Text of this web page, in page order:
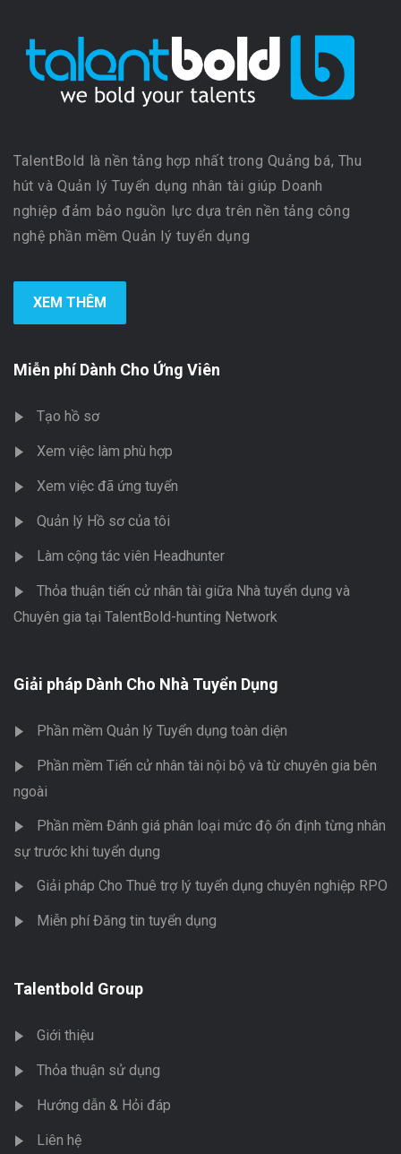
TalentBold là nền tảng hợp nhất trong Quảng bá, Thu
hút và Quản lý Tuyển dụng nhân tài giúp Doanh
nghiệp đảm bảo nguồn lực dựa trên nền tảng công
nghệ phần mềm Quản lý tuyển dụng
XEM THÊM
Miễn phí Dành Cho Ứng Viên
Tạo hồ sơ
Xem việc làm phù hợp
Xem việc đã ứng tuyển
Quản lý Hồ sơ của tôi
Làm cộng tác viên Headhunter
Thỏa thuận tiến cử nhân tài giữa Nhà tuyển dụng và
Chuyên gia tại TalentBold-hunting Network
Giải pháp Dành Cho Nhà Tuyển Dụng
Phần mềm Quản lý Tuyển dụng toàn diện
Phần mềm Tiến cử nhân tài nội bộ và từ chuyên gia bên
ngoài
Phần mềm Đánh giá phân loại mức độ ổn định từng nhân
sự trước khi tuyển dụng
Giải pháp Cho Thuê trợ lý tuyển dụng chuyên nghiệp RPO
Miễn phí Đăng tin tuyển dụng
Talentbold Group
Giới thiệu
Thỏa thuận sử dụng
Hướng dẫn & Hỏi đáp
Liên hệ